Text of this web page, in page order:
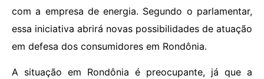
com a empresa de energia. Segundo o parlamentar,
essa iniciativa abrirá novas possibilidades de atuação
em defesa dos consumidores em Rondônia.
A situação em Rondônia é preocupante, já que a